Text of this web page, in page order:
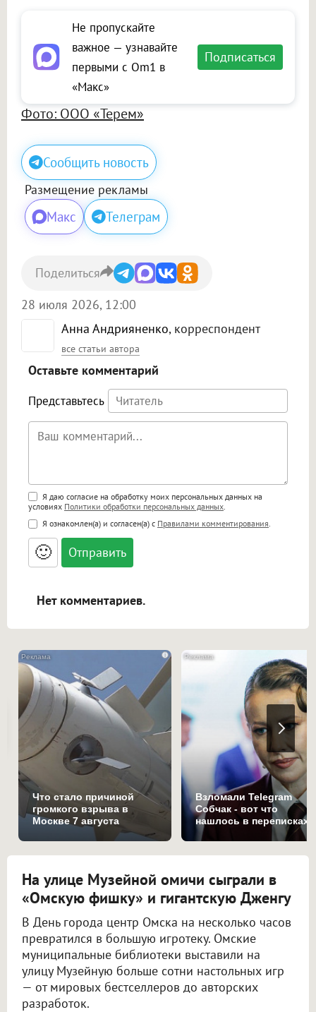
Не пропускайте
важное — узнавайте
первыми с Om1 в
«Макс»
Подписаться
Фото: ООО «Терем»
Сообщить новость
Размещение рекламы
Макс Телеграм
Анна Андрияненко, корреспондент
все статьи автора
28 июля 2026, 12:00
Поделиться
Оставьте комментарий
Представьтесь
Поддержка HTML
<b>, <strong>, <u>, <i>, <em>, <s>, <big>,
<small>, <sup>, <sub>, <pre>, <ul>, <ol>, <li>,
<blockquote>, <code> экранирует HTML,
адреса URL автоматически становятся
ссылками, и [img]адрес[/img] будет
Я даю согласие на обработку моих персональных данных на
условиях Политики обработки персональных данных.
Я ознакомлен(а) и согласен(а) с Правилами комментирования.
🙂
Нет комментариев.
i
Что стало причиной
громкого взрыва в
Москве 7 августа
Взломали Telegram
Собчак - вот что
нашлось в переписках
На улице Музейной омичи сыграли в
«Омскую фишку» и гигантскую Дженгу
В День города центр Омска на несколько часов
превратился в большую игротеку. Омские
муниципальные библиотеки выставили на
улицу Музейную больше сотни настольных игр
— от мировых бестселлеров до авторских
разработок.